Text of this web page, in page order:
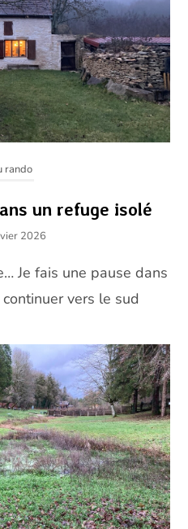
rando
un refuge isolé
2026
Je fais une pause dans
vers le sud